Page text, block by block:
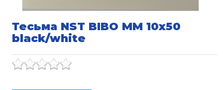
Тесьма NST BIBO MM 10x50
black/white